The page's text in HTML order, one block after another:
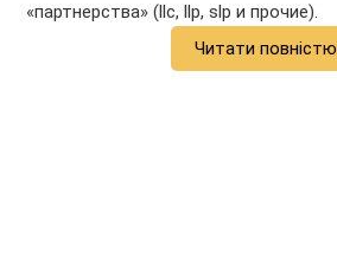
«партнерства» (llc, llp, slp и прочие).
Читати повністю